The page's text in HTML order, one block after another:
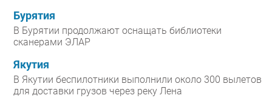
Бурятия
В Бурятии продолжают оснащать библиотеки
сканерами ЭЛАР
Якутия
В Якутии беспилотники выполнили около 300 вылетов
для доставки грузов через реку Лена